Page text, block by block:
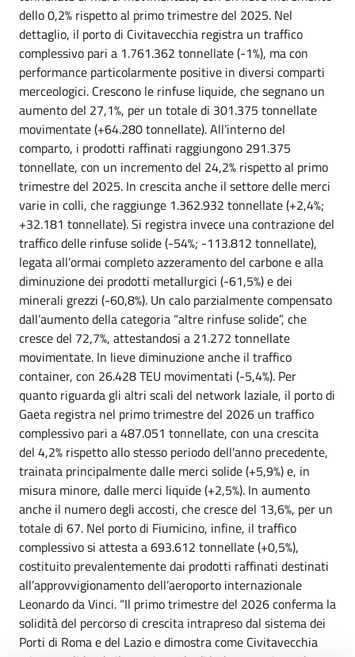
dello 0,2% rispetto al primo trimestre del 2025. Nel
dettaglio, il porto di Civitavecchia registra un traffico
complessivo pari a 1.761.362 tonnellate (-1%), ma con
performance particolarmente positive in diversi comparti
merceologici. Crescono le rinfuse liquide, che segnano un
aumento del 27,1%, per un totale di 301.375 tonnellate
movimentate (+64.280 tonnellate). All’interno del
comparto, i prodotti raffinati raggiungono 291.375
tonnellate, con un incremento del 24,2% rispetto al primo
trimestre del 2025. In crescita anche il settore delle merci
varie in colli, che raggiunge 1.362.932 tonnellate (+2,4%;
+32.181 tonnellate). Si registra invece una contrazione del
traffico delle rinfuse solide (-54%; -113.812 tonnellate),
legata all’ormai completo azzeramento del carbone e alla
diminuzione dei prodotti metallurgici (-61,5%) e dei
minerali grezzi (-60,8%). Un calo parzialmente compensato
dall’aumento della categoria “altre rinfuse solide”, che
cresce del 72,7%, attestandosi a 21.272 tonnellate
movimentate. In lieve diminuzione anche il traffico
container, con 26.428 TEU movimentati (-5,4%). Per
quanto riguarda gli altri scali del network laziale, il porto di
Gaeta registra nel primo trimestre del 2026 un traffico
complessivo pari a 487.051 tonnellate, con una crescita
del 4,2% rispetto allo stesso periodo dell’anno precedente,
trainata principalmente dalle merci solide (+5,9%) e, in
misura minore, dalle merci liquide (+2,5%). In aumento
anche il numero degli accosti, che cresce del 13,6%, per un
totale di 67. Nel porto di Fiumicino, infine, il traffico
complessivo si attesta a 693.612 tonnellate (+0,5%),
costituito prevalentemente dai prodotti raffinati destinati
all’approvvigionamento dell’aeroporto internazionale
Leonardo da Vinci. “Il primo trimestre del 2026 conferma la
solidità del percorso di crescita intrapreso dal sistema dei
Porti di Roma e del Lazio e dimostra come Civitavecchia